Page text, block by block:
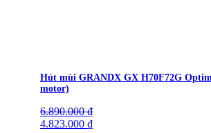
Hút mùi GRANDX GX H70F72G
motor)
6.890.000₫
Giá
gốc
4.823.000 ₫
Giá
hiện